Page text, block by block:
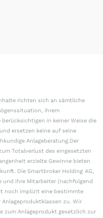
richten sich an sämtliche
ihrem
berücksichtigen in keiner Weise die
ersetzen keine auf seine
Anlageberatung.Der
Totalverlust des eingesetzten
erzielte Gewinne bieten
Die Smartbroker Holding AG,
und ihre Mitarbeiter (nachfolgend
noch implizit eine bestimmte
zu. Wir
zum Anlageprodukt gesetzlich zur